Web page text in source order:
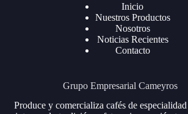
Inicio
Nuestros Productos
Nosotros
Noticias Recientes
Contacto
Grupo Empresarial Cameyros
Produce y comercializa cafés de